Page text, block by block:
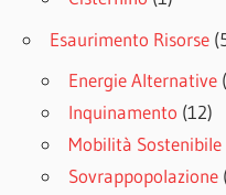
Esaurimento Risorse
Energie Alternative
Inquinamento (12)
Mobilità Sostenibile
Sovrappopolazione